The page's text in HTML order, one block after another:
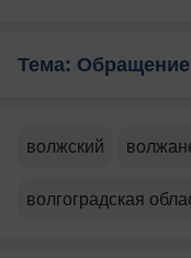
Тема:
волжский
волгоградская